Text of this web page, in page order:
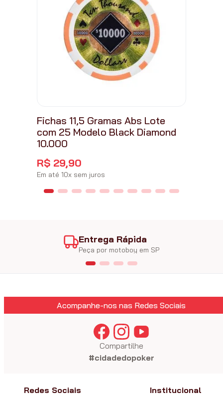
Fichas 11,5 Gramas Abs Lote
com 25 Modelo Black Diamond
10.000
R$ 29,90
Em até 10x sem juros
Entrega Rápida
Peça por motoboy em SP
Acompanhe-nos nas Redes Sociais
Compartilhe
#cidadedopoker
Redes Sociais Institucional